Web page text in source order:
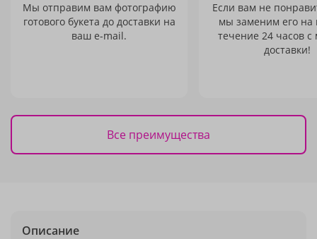
Мы отправим вам фотографию
готового букета до доставки на
ваш e-mail.
Если вам не
мы заменим его на
течение 24 часов с
доставки!
Все преимущества
Описание